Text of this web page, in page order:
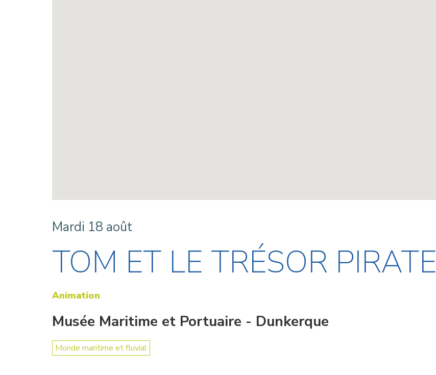
Mardi 18 août
TOM ET LE TRÉSOR PIRATE
Animation
Musée Maritime et Portuaire - Dunkerque
Monde maritime et fluvial